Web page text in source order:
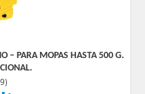
– PARA MOPAS HASTA 500 G.
)